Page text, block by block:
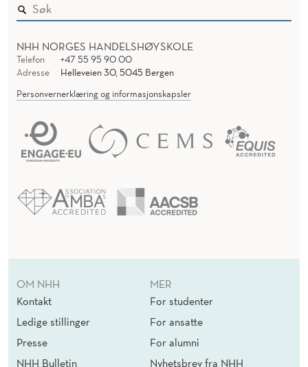
NHH NORGES HANDELSHØYSKOLE
Telefon
+47 55 95 90 00
Adresse
Helleveien 30, 5045 Bergen
Personvernerklæring og informasjonskapsler
OM NHH
Kontakt
Ledige stillinger
Presse
NHH Bulletin
MER
For studenter
For ansatte
For alumni
Nyhetsbrev fra NHH